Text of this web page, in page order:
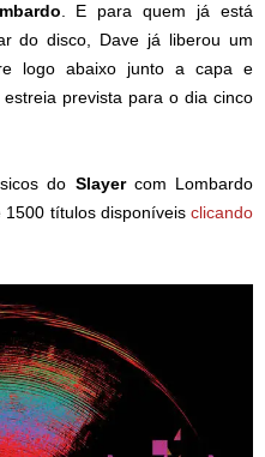
. E para quem já está
do disco, Dave já liberou um
logo abaixo junto a capa e
prevista para o dia cinco
do Slayercom Lombardo
títulos disponíveis clicando